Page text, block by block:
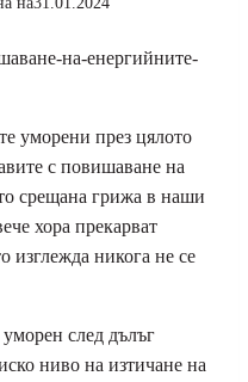
уморени през цялото
с повишаване на
срещана грижа в наши
хора прекарват
изглежда никога не се
след дълъг
ниво на изтичане на